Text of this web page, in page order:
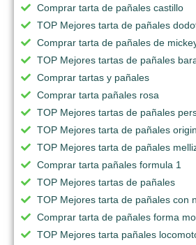
Comprar tarta de pañales castillo
TOP Mejores tarta de pañales
Comprar tarta de pañales de
TOP Mejores tartas de pañales
Comprar tartas y pañales
Comprar tarta pañales rosa
TOP Mejores tartas de pañales
TOP Mejores tarta de pañales
TOP Mejores tarta de pañales
Comprar tarta pañales formula 1
TOP Mejores tartas de pañales
TOP Mejores tarta de pañales con
Comprar tarta de pañales forma
TOP Mejores tarta pañales